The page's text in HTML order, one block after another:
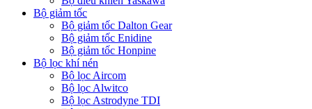
Bộ giảm tốc
Bộ giảm tốc Dalton Gear
Bộ giảm tốc Enidine
Bộ giảm tốc Honpine
Bộ lọc khí nén
Bộ lọc Aircom
Bộ lọc Alwitco
Bộ lọc Astrodyne TDI